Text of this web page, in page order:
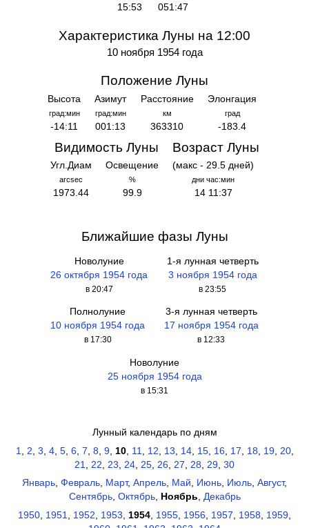
15:53 051:47
Характеристика Луны на 12:00
10 ноября 1954 года
Положение Луны
Высота
град:мин
-14:11
Азимут
град:мин
001:13
Расстояние
км
363310
Элонгация
град
-183.4
Видимость Луны
Угл.Диам
arcsec
1973.44
Освещение
%
99.9
Возраст Луны
(макс - 29.5 дней)
дни час:мин
14 11:37
Ближайшие фазы Луны
Новолуние
26 октября 1954 года
в 20:47
1-я лунная четверть
3 ноября 1954 года
в 23:55
Полнолуние
10 ноября 1954 года
в 17:30
3-я лунная четверть
17 ноября 1954 года
в 12:33
Новолуние
25 ноября 1954 года
в 15:31
Лунный календарь по дням
1
2 3 4, 5, 6, 7 8 9, 10, 11 12 13 14, 15, 16, 17 18 19, 20,
21
22 23 24 25 26 27 28 29 30
Январь, Февраль, Март, Апрель, Май, Июнь, Июль, Август,
Сентябрь, Октябрь, Ноябрь, Декабрь
1950, 1951, 1952, 1953, 1954, 1955, 1956, 1957, 1958, 1959,